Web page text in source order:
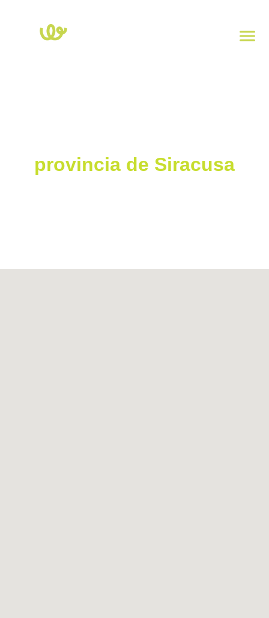
provincia de Siracusa